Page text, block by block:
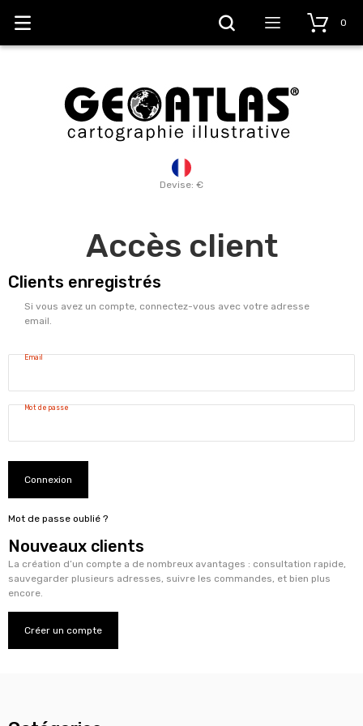
Devise: €
0
Accès client
Clients enregistrés
Si vous avez un compte, connectez-vous avec votre adresse
email.
Email
Mot de passe
Connexion
Mot de passe oublié ?
Nouveaux clients
La création d’un compte a de nombreux avantages : consultation rapide,
sauvegarder plusieurs adresses, suivre les commandes, et bien plus
encore.
Créer un compte